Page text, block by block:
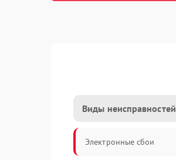
Виды неисправностей
Электронные сбои